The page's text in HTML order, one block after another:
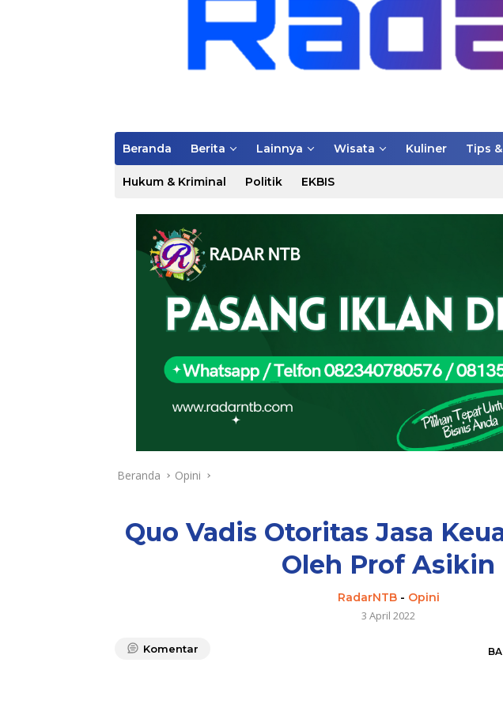
Beranda Berita Lainnya Wisata Kuliner Tips
Hukum & Kriminal Politik EKBIS
Beranda Opini
Quo Vadis Otoritas Jasa
Oleh Prof Asikin
RadarNTB- Opini
3 April 2022
Komentar